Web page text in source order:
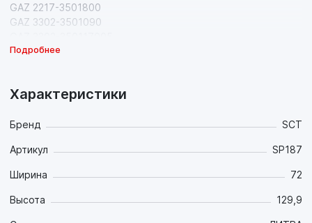
GAZ 2217-3501800
GAZ 3302-3501090
GAZ 3302-35018002
GAZ 3302-3501170
GAZ 2217-350117001
GAZ 3302-350117001
GAZ 3302-3501800
HONDA 45022-S6D-E50
HONDA 45022-SK3-E00
Подробнее
Характеристики
Бренд SCT
Артикул SP187
Ширина 72
Высота 129,9